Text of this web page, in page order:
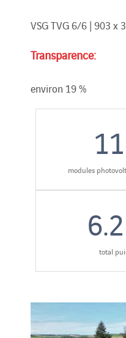
VSG TVG 6/6 | 903 x
Transparence:
environ 19 %
11
modules
6.2
total